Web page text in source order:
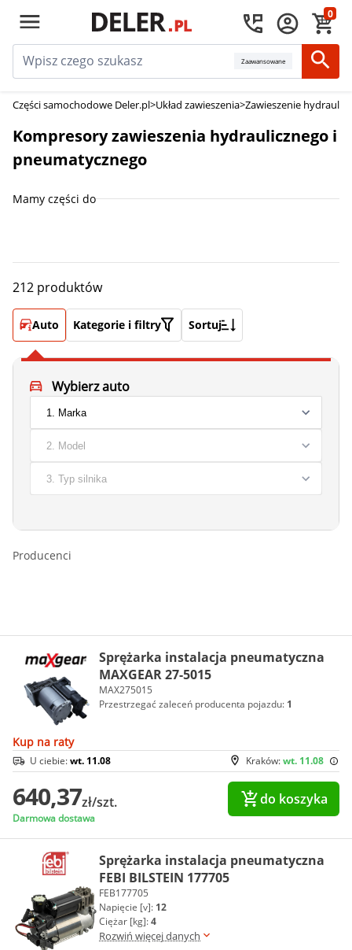
0
Zaawansowane
Części samochodowe Deler.pl>Układ zawieszenia>Zawieszenie
Kompresory zawieszenia hydraulicznego i
pneumatycznego
Mamy części do
212 produktów
Auto Kategorie i filtry Sortuj
Wybierz auto
Producenci
Sprężarka instalacja pneumatyczna
MAXGEAR 27-5015
MAX275015
Przestrzegać zaleceń producenta pojazdu: 1
Kup na raty
Kraków:wt. 11.08
U ciebie:wt. 11.08
640,37zł/szt.
Darmowa dostawa
do koszyka
Sprężarka instalacja pneumatyczna
FEBI BILSTEIN 177705
FEB177705
Napięcie [v]: 12
Ciężar [kg]:4
Rozwiń więcej danych